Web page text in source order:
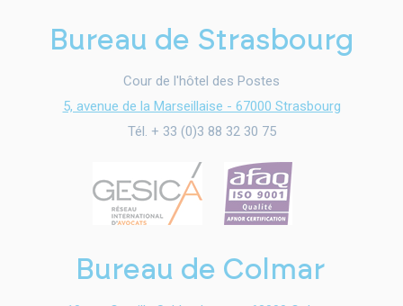
Bureau de Strasbourg
Cour de l'hôtel des Postes
5, avenue de la Marseillaise - 67000 Strasbourg
Tél. + 33 (0)3 88 32 30 75
Bureau de Colmar